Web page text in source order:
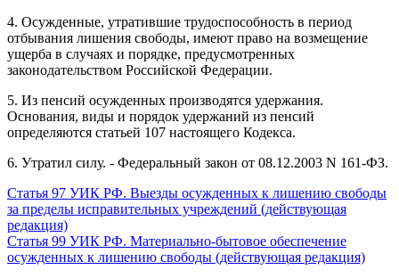
4. Осужденные, утратившие трудоспособность в период
отбывания лишения свободы, имеют право на возмещение
ущерба в случаях и порядке, предусмотренных
законодательством Российской Федерации.
5. Из пенсий осужденных производятся удержания.
Основания, виды и порядок удержаний из пенсий
определяются статьей 107 настоящего Кодекса.
6. Утратил силу. - Федеральный закон от 08.12.2003 N 161-ФЗ.
Статья 97 УИК РФ. Выезды осужденных к лишению свободы
за пределы исправительных учреждений (действующая
редакция)
Статья 99 УИК РФ. Материально-бытовое обеспечение
осужденных к лишению свободы (действующая редакция)